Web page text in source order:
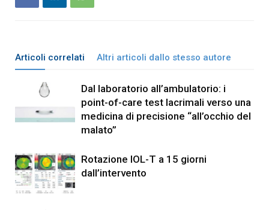
Articoli correlati Altri articoli dallo stesso autore
Dal laboratorio all’ambulatorio: i
point-of-care test lacrimali verso una
medicina di precisione “all’occhio del
malato”
Rotazione IOL-T a 15 giorni
dall’intervento